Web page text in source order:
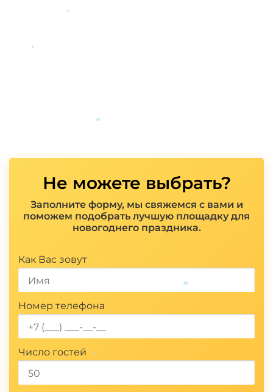
Не можете выбрать?
Заполните форму, мы свяжемся с вами и
поможем подобрать лучшую площадку для
новогоднего праздника.
Как Вас зовут
Номер телефона
Число гостей
*